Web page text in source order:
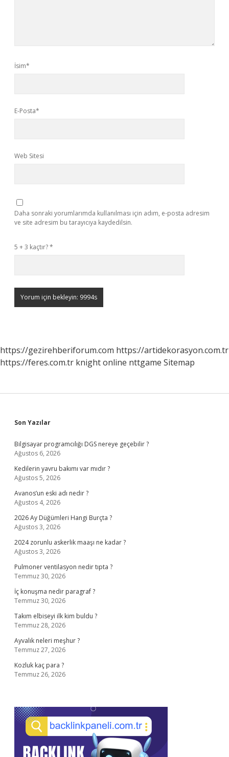
İsim*
E-Posta*
Web Sitesi
Daha sonraki yorumlarımda kullanılması için adım, e-posta adresim
ve site adresim bu tarayıcıya kaydedilsin.
5 + 3 kaçtır?*
https://gezirehberiforum.com https://artidekorasyon.com.tr
https://feres.com.tr knight online nttgame Sitemap
Sidebar
Son Yazılar
Bilgisayar programcılığı DGS nereye geçebilir ?
Ağustos 6, 2026
Kedilerin yavru bakımı var mıdır ?
Ağustos 5, 2026
Avanos’un eski adı nedir ?
Ağustos 4, 2026
2026 Ay Düğümleri Hangi Burçta ?
Ağustos 3, 2026
2024 zorunlu askerlik maaşı ne kadar ?
Ağustos 3, 2026
Pulmoner ventilasyon nedir tıpta ?
Temmuz 30, 2026
İç konuşma nedir paragraf ?
Temmuz 30, 2026
Takım elbiseyi ilk kim buldu ?
Temmuz 28, 2026
Ayvalık neleri meşhur ?
Temmuz 27, 2026
Kozluk kaç para ?
Temmuz 26, 2026